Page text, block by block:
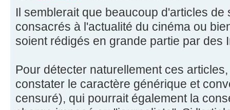
Il semblerait que beaucoup d'articles
consacrés à l'actualité du cinéma ou
soient rédigés en grande partie par des
Pour détecter naturellement ces
constater le caractère générique et
censuré), qui pourrait également la